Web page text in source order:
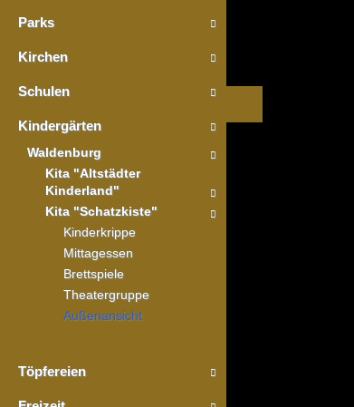
Parks
Kirchen
Schulen
Kindergärten
Waldenburg
Kita "Altstädter
Kinderland"
Kita "Schatzkiste"
Kinderkrippe
Mittagessen
Brettspiele
Theatergruppe
Außenansicht
Töpfereien